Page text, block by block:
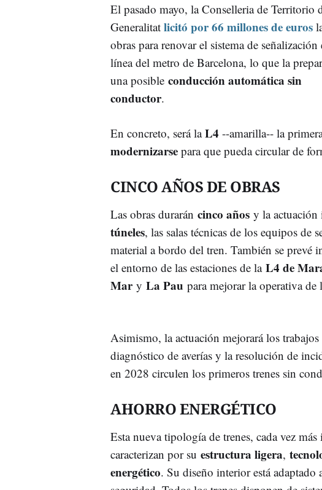
El pasado mayo, la Conselleria de Territorio
Generalitat licitó por 66 millones de euros
obras para renovar el sistema de señalización
línea del metro de Barcelona, lo que la
una posible conducción automática sin
conductor.
En concreto, será laL4 --amarilla-- la
modernizarse para que pueda circular de
CINCO AÑOS DE OBRAS
Las obras durarán cinco años y la actuación
túneles, las salas técnicas de los equipos
material a bordo del tren. También se prevé
el entorno de las estaciones de la L4 de
Mary La Pau para mejorar la operativa de
Asimismo, la actuación mejorará los trabajos
diagnóstico de averías y la resolución de
en 2028 circulen los primeros trenes sin
AHORRO ENERGÉTICO
Esta nueva tipología de trenes, cada vez
caracterizan por su estructura ligera,
energético. Su diseño interior está adaptado